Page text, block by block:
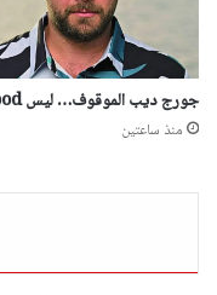
جورج ديب الموقوف… ليس Dr Food
منذ ساعتين